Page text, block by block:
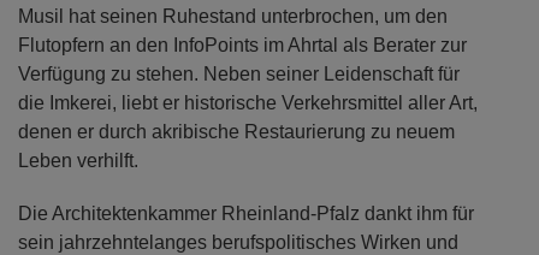
Musil hat seinen Ruhestand unterbrochen, um den
Flutopfern an den InfoPoints im Ahrtal als Berater zur
Verfügung zu stehen. Neben seiner Leidenschaft für
die Imkerei, liebt er historische Verkehrsmittel aller Art,
denen er durch akribische Restaurierung zu neuem
Leben verhilft.
Die Architektenkammer Rheinland-Pfalz dankt ihm für
sein jahrzehntelanges berufspolitisches Wirken und